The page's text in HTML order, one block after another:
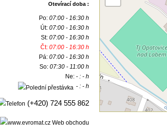
Otevírací doba :
Po: 07:00 - 16:30 h
Út: 07:00 - 16:30 h
St: 07:00 - 16:30 h
Čt: 07:00 - 16:30 h
Pá: 07:00 - 16:30 h
So: 07:30 - 11:00 h
Ne: - : - h
- : - h
(+420) 724 555 862
Web obchodu